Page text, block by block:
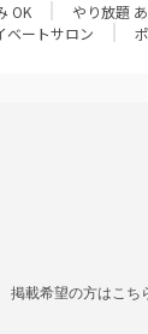
OK やり放題
ベートサロン
掲載希望の方はこち